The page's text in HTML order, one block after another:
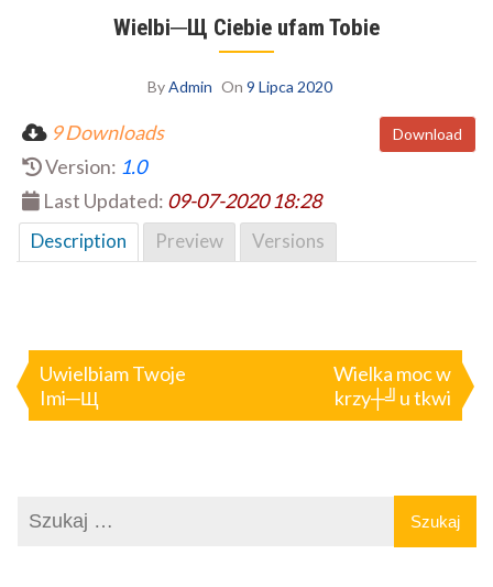
Wielbi─Щ Ciebie ufam Tobie
ByAdmin On 9 Lipca 2020
Download
9 Downloads
Version: 1.0
Last Updated: 09-07-2020 18:28
Description Preview Versions
wpisu
Uwielbiam Twoje
Imi─Щ
Wielka moc w
krzy┼╝u tkwi